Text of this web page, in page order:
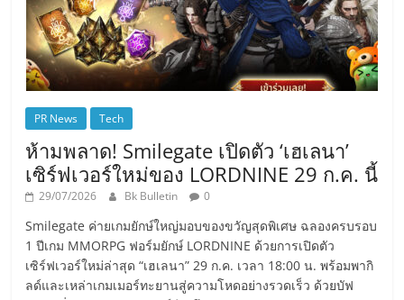
PR News Tech
ห้ามพลาด! Smilegate เปิดตัว ‘เฮเลนา’
เซิร์ฟเวอร์ใหม่ของ LORDNINE 29 ก.ค. นี้
29/07/2026 Bk Bulletin 0
Smilegate ค่ายเกมยักษ์ใหญ่มอบของขวัญสุดพิเศษ ฉลองครบรอบ
1 ปีเกม MMORPG ฟอร์มยักษ์ LORDNINE ด้วยการเปิดตัว
เซิร์ฟเวอร์ใหม่ล่าสุด “เฮเลนา” 29 ก.ค. เวลา 18:00 น. พร้อมพากิ
ลด์และเหล่าเกมเมอร์ทะยานสู่ความโหดอย่างรวดเร็ว ด้วยบัฟ